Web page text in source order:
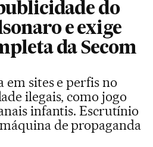
do
e exige
da Secom
em sites e perfis no
ilegais, como jogo
infantis. Escrutínio
de propaganda